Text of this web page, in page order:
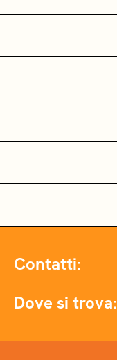
Contatti:
Dove si trova: